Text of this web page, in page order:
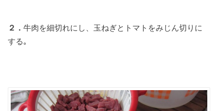
２．牛肉を細切れにし、玉ねぎとトマトをみじん切りに
する｡